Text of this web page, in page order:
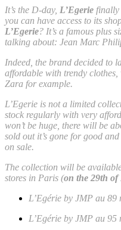
It’s the D-day, L’Egerie finally
you can have access to its
L’Egerie? It’s a famous plus
talking about: Jean Marc
Indeed, the brand decided to
affordable with trendy
Zara for example.
L’Egerie is not a limited
stock regularly with very
won’t be huge, there will be
sold out it’s gone for good
on sale.
The collection will be
stores in Paris (on the 29th of
L’Egérie by JMP au
L’Egérie by JMP au 95